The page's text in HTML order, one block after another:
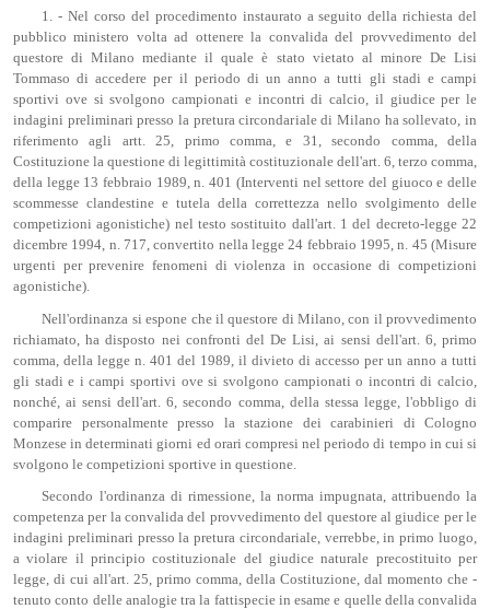
1. - Nel corso del procedimento instaurato a seguito della richiesta del
pubblico ministero volta ad ottenere la convalida del provvedimento del
questore di Milano mediante il quale è stato vietato al minore De Lisi
Tommaso di accedere per il periodo di un anno a tutti gli stadi e campi
sportivi ove si svolgono campionati e incontri di calcio, il giudice per le
indagini preliminari presso la pretura circondariale di Milano ha sollevato, in
riferimento agli artt. 25, primo comma, e 31, secondo comma, della
Costituzione la questione di legittimità costituzionale dell'art. 6, terzo comma,
della legge 13 febbraio 1989, n. 401 (Interventi nel settore del giuoco e delle
scommesse clandestine e tutela della correttezza nello svolgimento delle
competizioni agonistiche) nel testo sostituito dall'art. 1 del decreto-legge 22
dicembre 1994, n. 717, convertito nella legge 24 febbraio 1995, n. 45 (Misure
urgenti per prevenire fenomeni di violenza in occasione di competizioni
agonistiche).
Nell'ordinanza si espone che il questore di Milano, con il provvedimento
richiamato, ha disposto nei confronti del De Lisi, ai sensi dell'art. 6, primo
comma, della legge n. 401 del 1989, il divieto di accesso per un anno a tutti
gli stadi e i campi sportivi ove si svolgono campionati o incontri di calcio,
nonché, ai sensi dell'art. 6, secondo comma, della stessa legge, l'obbligo di
comparire personalmente presso la stazione dei carabinieri di Cologno
Monzese in determinati giorni ed orari compresi nel periodo di tempo in cui si
svolgono le competizioni sportive in questione.
Secondo l'ordinanza di rimessione, la norma impugnata, attribuendo la
competenza per la convalida del provvedimento del questore al giudice per le
indagini preliminari presso la pretura circondariale, verrebbe, in primo luogo,
a violare il principio costituzionale del giudice naturale precostituito per
legge, di cui all'art. 25, primo comma, della Costituzione, dal momento che -
tenuto conto delle analogie tra la fattispecie in esame e quelle della convalida